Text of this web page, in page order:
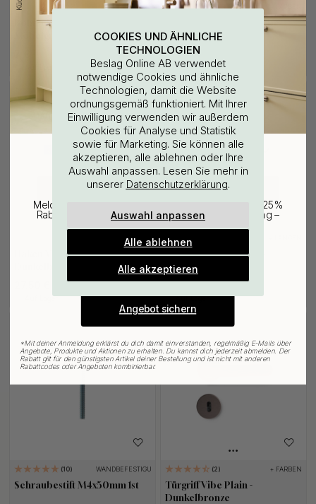
127
Bohrschablone für
Möbelgriffe & Möbelknöpfe
1
Griffknauf T-Form T Vibe
Plain - Dunkelbronze
17.50 €
Auf Lager
+ FARBEN
Haken Vibe Plain -
Auf Lager
Möbelgriff Vibe Plain -
Dunkelbronze
ab 24 €
Auf Lager
10 WANDBEFESTIGUNG
Schraubestift M4x50mm 1st
2 + FARBEN
Türgriff Vibe Plain -
Dunkelbronze
COOKIES UND ÄHNLICHE
TECHNOLOGIEN
Beslag Online AB verwendet
notwendige Cookies und ähnliche
Technologien, damit die Website
ordnungsgemäß funktioniert. Mit Ihrer
Einwilligung verwenden wir außerdem
Cookies für Analyse und Statistik
sowie für Marketing. Sie können alle
akzeptieren, alle ablehnen oder Ihre
Auswahl anpassen. Lesen Sie mehr in
unserer Datenschutzerklärung.
Auswahl anpassen
Alle ablehnen
Alle akzeptieren
WOULD YOU RATHER VISIT?
EU
CHANGE COUNTRY
25% Rabatt auf deinen
günstigsten Artikel
Melde dich für unseren Newsletter an und erhalte 25%
Rabatt auf den günstigsten Artikel deiner Bestellung –
plus Inspiration und exklusive Angebote.
Gültig bis zum 31. August
Angebot sichern
*Mit deiner Anmeldung erklärst du dich damit einverstanden, regelmäßig E-Mails über
Angebote, Produkte und Aktionen zu erhalten. Du kannst dich jederzeit abmelden. Der
Rabatt gilt für den günstigsten Artikel deiner Bestellung und ist nicht mit anderen
Rabattcodes oder Angeboten kombinierbar.